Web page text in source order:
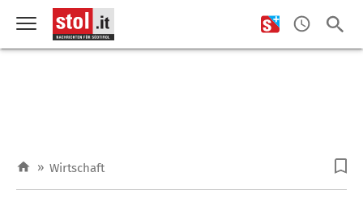
» Wirtschaft